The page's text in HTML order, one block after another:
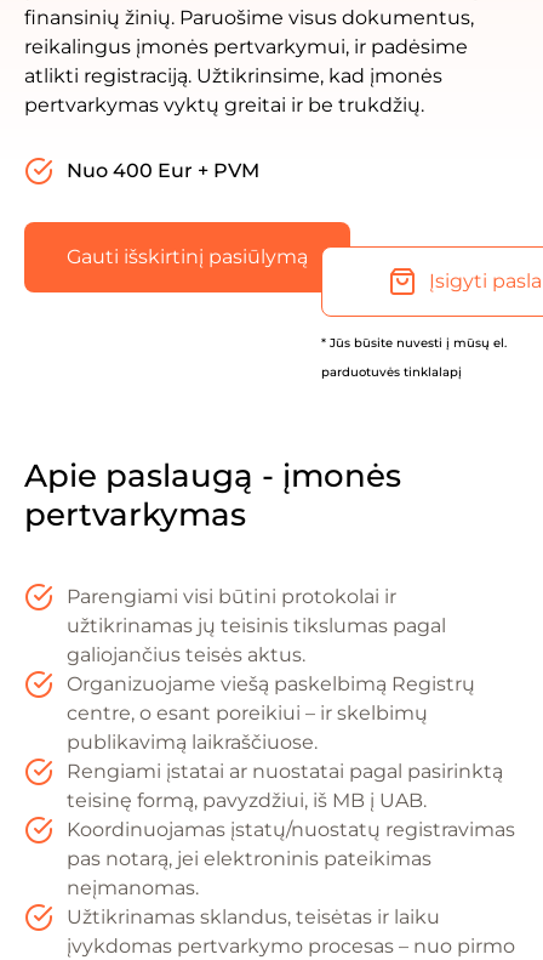
finansinių žinių. Paruošime visus dokumentus,
reikalingus įmonės pertvarkymui, ir padėsime
atlikti registraciją. Užtikrinsime, kad įmonės
pertvarkymas vyktų greitai ir be trukdžių.
Nuo 400 Eur + PVM
Gauti išskirtinį pasiūlymą
Įsigyti
* Jūs būsite nuvesti į mūsų el.
parduotuvės tinklalapį
Apie paslaugą - įmonės
pertvarkymas
Parengiami visi būtini protokolai ir
užtikrinamas jų teisinis tikslumas pagal
galiojančius teisės aktus.
Organizuojame viešą paskelbimą Registrų
centre, o esant poreikiui – ir skelbimų
publikavimą laikraščiuose.
Rengiami įstatai ar nuostatai pagal pasirinktą
teisinę formą, pavyzdžiui, iš MB į UAB.
Koordinuojamas įstatų/nuostatų registravimas
pas notarą, jei elektroninis pateikimas
neįmanomas.
Užtikrinamas sklandus, teisėtas ir laiku
įvykdomas pertvarkymo procesas – nuo pirmo